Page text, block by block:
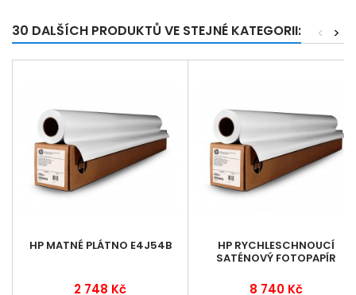
30 DALŠÍCH PRODUKTŮ VE STEJNÉ KATEGORII: >
<
HP MATNÉ PLÁTNO E4J54B
2 748 Kč
HP RYCHLESCHNOUCÍ
SATÉNOVÝ FOTOPAPÍR
8 740 Kč